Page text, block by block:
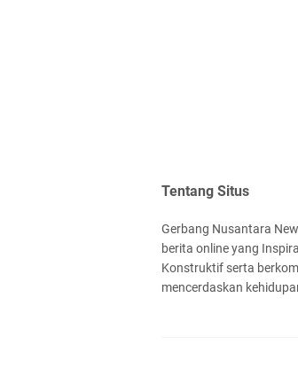
Tentang Situs
Gerbang Nusantara
berita online yang
Konstruktif serta
mencerdaskan